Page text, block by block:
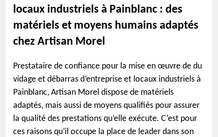
locaux industriels à Painblanc : des
matériels et moyens humains adaptés
chez Artisan Morel
Prestataire de confiance pour la mise en œuvre de du
vidage et débarras d’entreprise et locaux industriels à
Painblanc, Artisan Morel dispose de matériels
adaptés, mais aussi de moyens qualifiés pour assurer
la qualité des prestations qu’elle exécute. C’est pour
ces raisons qu’il occupe la place de leader dans son